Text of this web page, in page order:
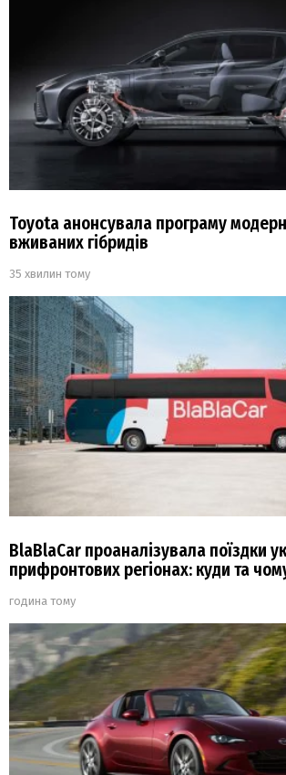
Toyota анонсувала програму
вживаних гібридів
35 хвилин тому
BlaBlaCar проаналізувала поїздки
прифронтових регіонах: куди та
година тому